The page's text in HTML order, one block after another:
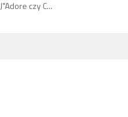
J"Adore czy C...